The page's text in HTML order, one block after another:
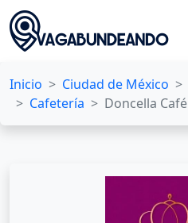
Inicio Ciudad de México
Cafetería
Doncella Café